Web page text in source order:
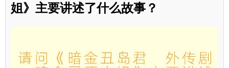
姐》主要讲述了什么故事？